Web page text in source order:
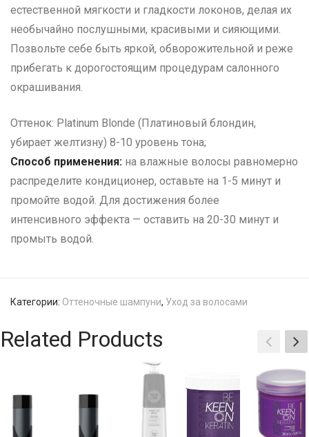
естественной мягкости и гладкости локонов, делая их
необычайно послушными, красивыми и сияющими.
Позвольте себе быть яркой, обворожительной и реже
прибегать к дорогостоящим процедурам салонного
окрашивания.
Оттенок: Platinum Blonde (Платиновый блондин,
убирает желтизну) 8-10 уровень тона;
Способ применения: на влажные волосы равномерно
распределите кондиционер, оставьте на 1-5 минут и
промойте водой. Для достижения более
интенсивного эффекта — оставить на 20-30 минут и
промыть водой.
Категории: Оттеночные шампуни, Уход за волосами
Related Products